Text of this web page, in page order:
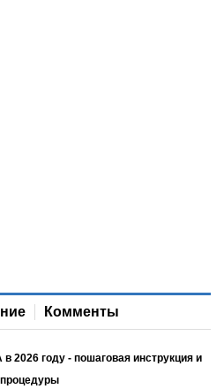
Комменты
2026 году - пошаговая инструкция и